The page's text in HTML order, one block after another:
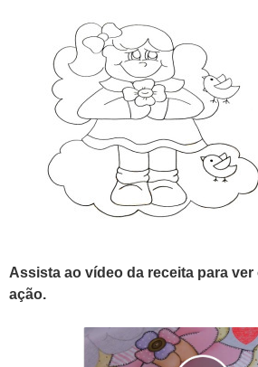
Assista ao vídeo da receita para
ação.